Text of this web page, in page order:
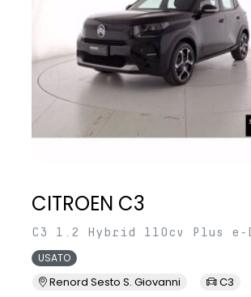
CITROEN C3
C3 1.2 Hybrid 110cv Plus e-
USATO
Renord Sesto S. Giovanni
C3